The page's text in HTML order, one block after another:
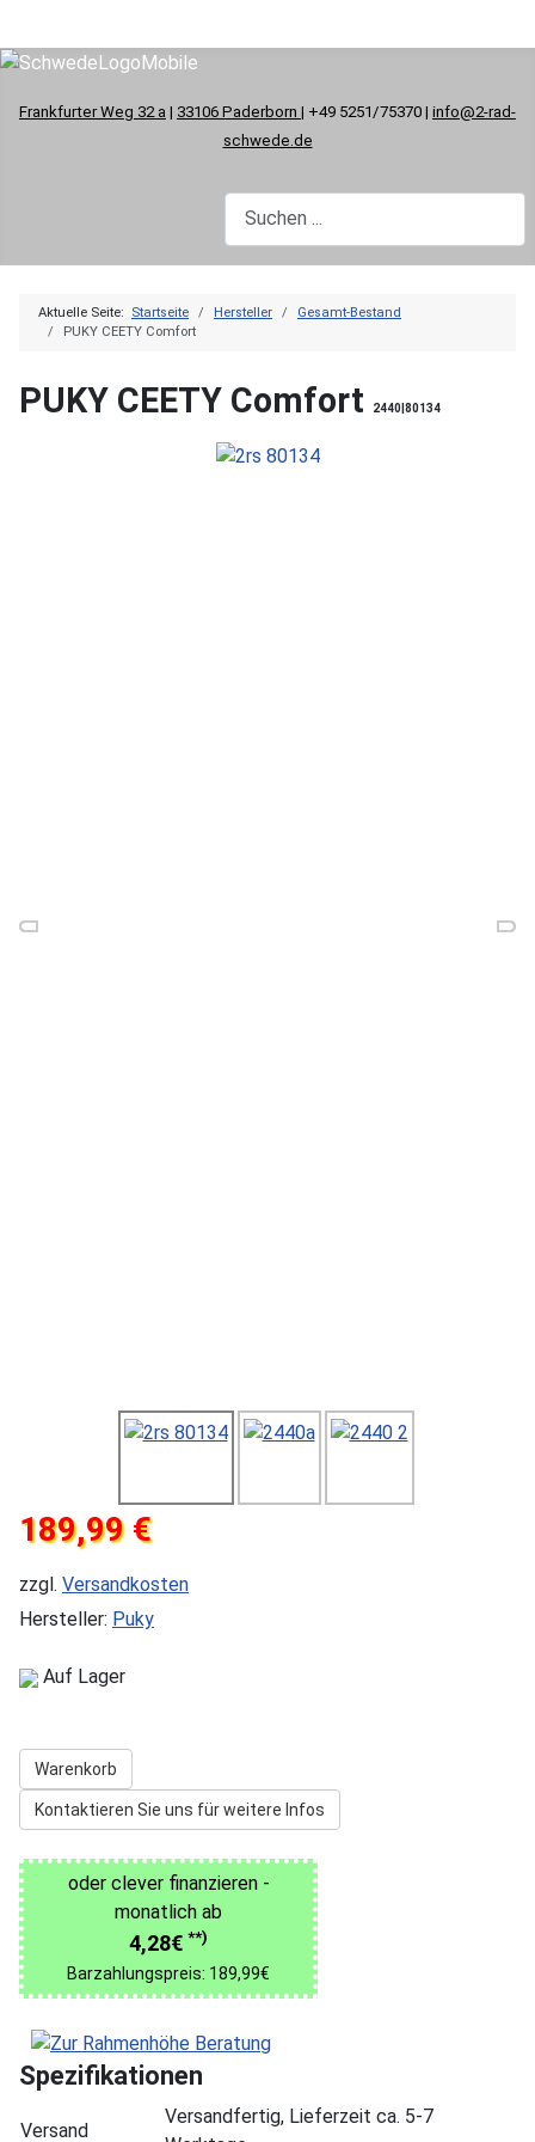
Frankfurter Weg 32 a | 33106 Paderborn | +49 5251/75370 | info@2-rad-
schwede.de
Aktuelle Seite: Startseite Hersteller
Gesamt-Bestand
PUKY CEETY Comfort
PUKY CEETY Comfort 2440|80134
189,99 €
zzgl. Versandkosten
Hersteller: Puky
Auf Lager
Warenkorb
Kontaktieren Sie uns für weitere Infos
oder clever finanzieren -
monatlich ab
4,28€ **)
Barzahlungspreis: 189,99€
Spezifikationen
Versand
Versandfertig, Lieferzeit ca. 5-7